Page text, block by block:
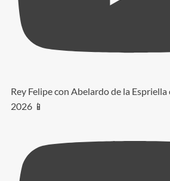
Rey Felipe con Abelardo de la
2026 📱